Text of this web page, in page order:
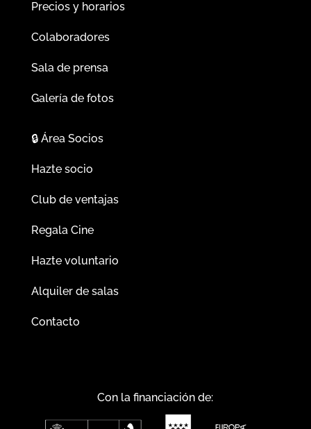
Precios y horarios
Colaboradores
Sala de prensa
Galería de fotos
🔒Área Socios
Hazte socio
Club de ventajas
Regala Cine
Hazte voluntario
Alquiler de salas
Contacto
Con la financiación de: